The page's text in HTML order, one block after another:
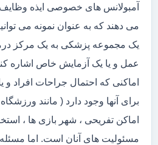
آمبولانس های خصوصی ایذه وظایف
می دهند که به عنوان نمونه می
یک مجموعه پزشکی به یک مرکز
عمل و یا یک آزمایش خاص اشاره
اماکنی که احتمال جراحات افراد و
برای آنها وجود دارد ( مانند
اماکن تفریحی ، شهر بازی ها ،
مسئولیت های آنان است. اما